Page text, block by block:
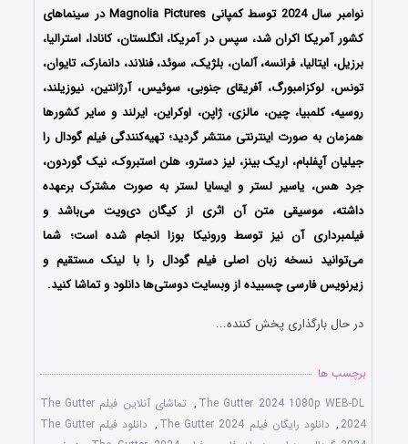
نوامبر سال 2024 توسط کمپانی Magnolia Pictures در سینماهای
کشور آمریکا اکران شد، سپس در آمریکا، انگلستان، کانادا، استرالیا،
برزیل، ایتالیا، فرانسه، آلمان، بلژیک، سوئد، فنلاند، دانمارک، تایوان،
تونس، لوکزامبورگ، آفریقای جنوبی، سوئیس، آرژانتین، نیوزیلند،
روسیه، کلمبیا، چین، مالزی، ژاپن، اوکراین، ایرلند و سایر کشورها
همزمان به صورت اینترنتی منتشر گردید؛ تهیه‌کنندگی فیلم گودال را
جیلیان آپفلبام، اریک بینز، لیز دسترو، هلن استبروک، نیک گوردون،
جرد هس، یاسیر لستر و ایسایا لستربه صورت مشترک برعهده
داشته، موسیقی متن آن اثری از کیگان دی‌ویت می‌باشد و
فیلمبرداری آن نیز توسط ورونیکا بوزاانجام شده است؛ شما
می‌توانید نسخه زبان اصلی فیلم گودال را با ‌لینک مستقیم و
زیرنویس فارسی چسبیده از وبسایت دوستی‌ها دانلود و تماشا کنید.
در حال بارگذاری پخش کننده...
برچسب ها
The Gutter 2024 1080p WEB-DL
,
تماشای آنلاین فیلم The Gutter
2024
, دانلود رایگان فیلم The Gutter 2024 ,
دانلود فیلم The Gutter